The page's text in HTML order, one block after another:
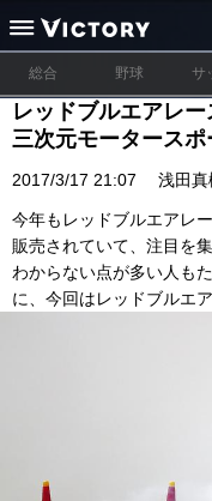
総合 野球 サ
レッドブルエアレ
三次元モータースポ
2017/3/17 21:07 浅田真
今年もレッドブルエアレ
販売されていて、注目を
わからない点が多い人も
に、今回はレッドブルエ